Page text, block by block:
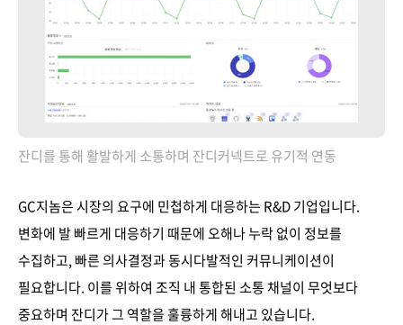
잔디를 통해 활발하게 소통하며 잔디커넥트로 유기적 연동
GC지놈은 시장의 요구에 민첩하게 대응하는 R&D 기업입니다.
변화에 발 빠르게 대응하기 때문에 오해나 누락 없이 정보를
수집하고, 빠른 의사결정과 동시다발적인 커뮤니케이션이
필요합니다. 이를 위하여 조직 내 통합된 소통 채널이 무엇보다
중요하며 잔디가 그 역할을 훌륭하게 해내고 있습니다.